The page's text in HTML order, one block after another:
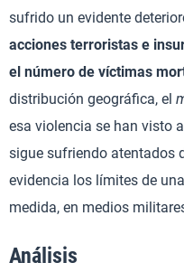
sufrido un evidente
acciones terroristas e
el número de víctimas
distribución geográfica, el
esa violencia se han visto
sigue sufriendo atentados
evidencia los límites de
medida, en medios
Análisis